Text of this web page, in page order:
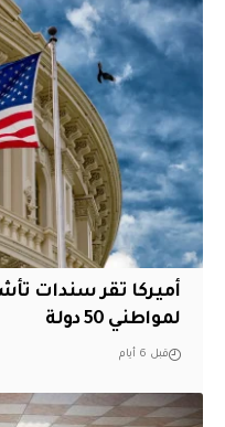
لمواطني 50 دولة
قبل 6 أيام